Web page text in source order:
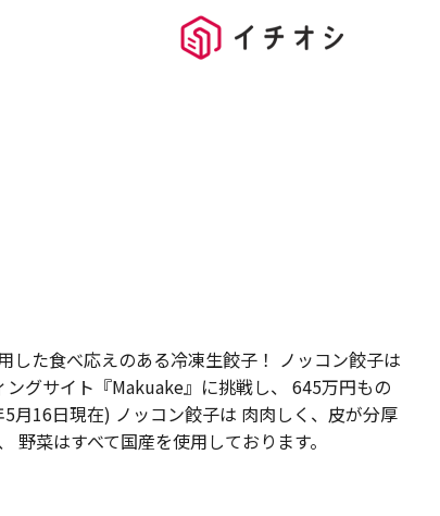
した食べ応えのある冷凍生餃子！ ノッコン餃子は
グサイト『Makuake』に挑戦し、 645万円もの
月16日現在) ノッコン餃子は 肉肉しく、皮が分厚
野菜はすべて国産を使用しております。